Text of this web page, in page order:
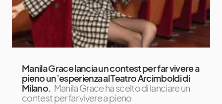
Manila Grace lancia un contest per far vivere a
pieno un’esperienza al Teatro Arcimboldi di
Milano. Manila Grace ha scelto di lanciare un
contest per far vivere a pieno